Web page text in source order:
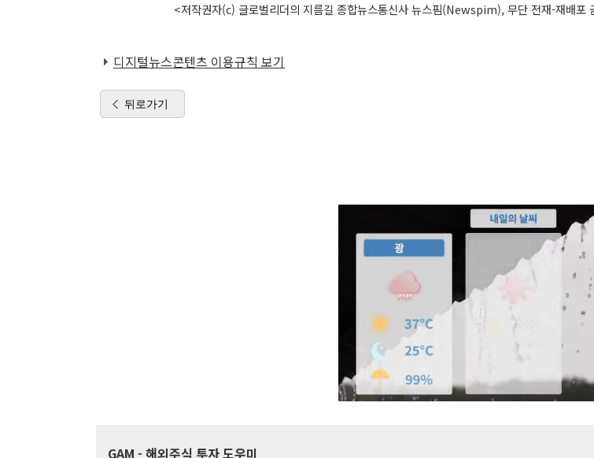
<저작권자(c) 글로벌리더의 지름길 종합뉴스통신사 뉴스핌(Newspim), 무단 전재-재배포
디지털뉴스콘텐츠 이용규칙 보기
뒤로가기
GAM - 해외주식 투자 도우미